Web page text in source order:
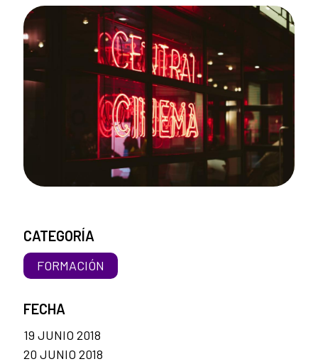
CATEGORÍA
FORMACIÓN
FECHA
19 JUNIO 2018
20 JUNIO 2018